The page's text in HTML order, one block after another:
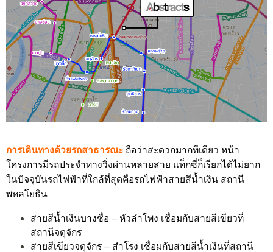
การเดินทางด้วยรถสาธารณะ ถือว่าสะดวกมากทีเดียว หน้า
โครงการมีรถประจำทางวิ่งผ่านหลายสาย แท็กซี่ก็เรียกได้ไม่ยาก
ในปัจจุบันรถไฟฟ้าที่ใกล้ที่สุดคือรถไฟฟ้าสายสีน้ำเงิน สถานี
พหลโยธิน
สายสีน้ำเงินบางซื่อ – หัวลำโพง เชื่อมกับสายสีเขียวที่
สถานีจตุจักร
สายสีเขียวจตุจักร – สำโรง เชื่อมกับสายสีน้ำเงินที่สถานี